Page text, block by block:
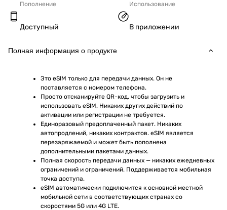
Пополнение
Доступный
Использование
В приложении
Полная информация о продукте
Это eSIM только для передачи данных. Он не
поставляется с номером телефона.
Просто отсканируйте QR-код, чтобы загрузить и
использовать eSIM. Никаких других действий по
активации или регистрации не требуется.
Единоразовый предоплаченный пакет. Никаких
автопродлений, никаких контрактов. eSIM является
перезаряжаемой и может быть пополнена
дополнительными пакетами данных.
Полная скорость передачи данных — никаких ежедневных
ограничений и ограничений. Поддерживается мобильная
точка доступа.
eSIM автоматически подключится к основной местной
мобильной сети в соответствующих странах со
скоростями 5G или 4G LTE.